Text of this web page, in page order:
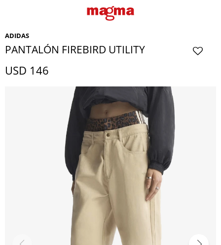
ADIDAS
PANTALÓN FIREBIRD UTILITY
USD 146